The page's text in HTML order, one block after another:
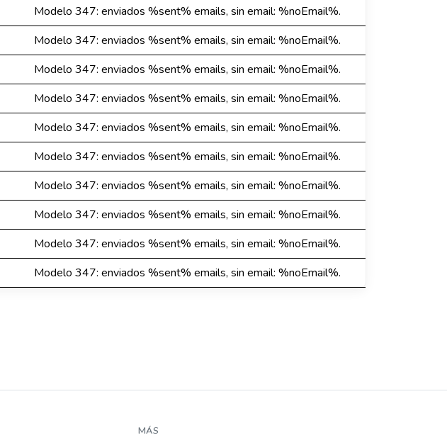
Modelo 347: enviados %sent% emails, sin email: %noEmail%.
Modelo 347: enviados %sent% emails, sin email: %noEmail%.
Modelo 347: enviados %sent% emails, sin email: %noEmail%.
Modelo 347: enviados %sent% emails, sin email: %noEmail%.
Modelo 347: enviados %sent% emails, sin email: %noEmail%.
Modelo 347: enviados %sent% emails, sin email: %noEmail%.
Modelo 347: enviados %sent% emails, sin email: %noEmail%.
Modelo 347: enviados %sent% emails, sin email: %noEmail%.
Modelo 347: enviados %sent% emails, sin email: %noEmail%.
Modelo 347: enviados %sent% emails, sin email: %noEmail%.
MÁS